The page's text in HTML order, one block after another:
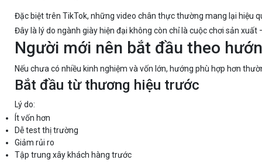
Đặc biệt trên TikTok, những video chân thực thường mang lại hiệu
Đây là lý do ngành giày hiện đại không còn chỉ là cuộc chơi sản
Người mới nên bắt đầu theo
Nếu chưa có nhiều kinh nghiệm và vốn lớn, hướng phù hợp hơn
Bắt đầu từ thương hiệu trước
Lý do:
Ít vốn hơn
Dễ test thị trường
Giảm rủi ro
Tập trung xây khách hàng trước